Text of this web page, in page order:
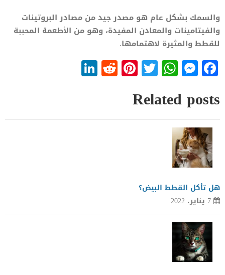
والسمك بشكل عام هو مصدر جيد من مصادر البروتينات
والفيتامينات والمعادن المفيدة، وهو من الأطعمة المحببة
للقطط والمثيرة لاهتمامها.
Facebook
Messenger
WhatsApp
Twitter
Pinterest
Reddit
Related posts
هل تأكل القطط البيض؟
7 يناير، 2022